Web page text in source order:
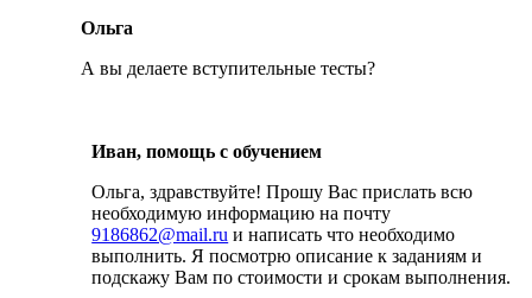
Ольга
А вы делаете вступительные тесты?
Иван, помощь с обучением
Ольга, здравствуйте! Прошу Вас прислать всю
необходимую информацию на почту
9186862@mail.ru и написать что необходимо
выполнить. Я посмотрю описание к заданиям и
подскажу Вам по стоимости и срокам выполнения.